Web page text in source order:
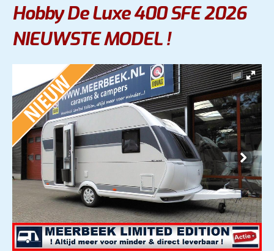
Hobby De Luxe 400 SFE 2026
NIEUWSTE MODEL !